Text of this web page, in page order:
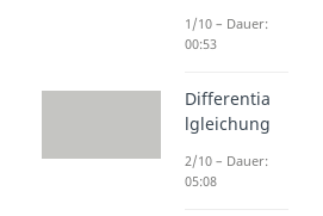
1/10 – Dauer:
00:53
Differentia
lgleichung
2/10 – Dauer:
05:08